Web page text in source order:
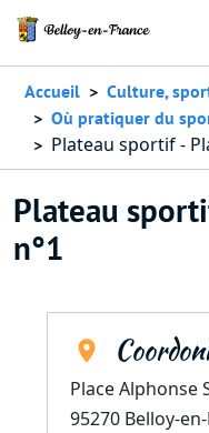
Accueil
Culture,
Où pratiquer du
Plateau sportif -
Plateau
n°1
Place Alphonse
95270 Belloy-